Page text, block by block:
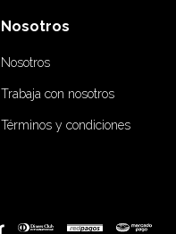
Nosotros
Nosotros
Trabaja con nosotros
Términos y condiciones